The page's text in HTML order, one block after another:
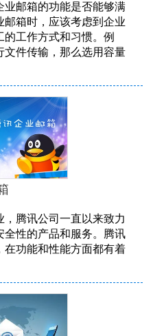
业邮箱的功能是否能够满
邮箱时，应该考虑到企业
工作方式和习惯。例
文件传输，那么选用容量
腾讯公司一直以来致力
全性的产品和服务。腾讯
在功能和性能方面都有着